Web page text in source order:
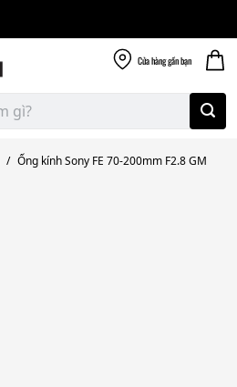
Cửa hànggần bạn
/ Ống kính Sony FE 70-200mm F2.8 GM